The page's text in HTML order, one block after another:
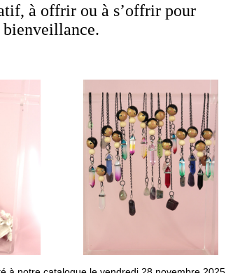
à offrir ou à s’offrir pour
bienveillance.